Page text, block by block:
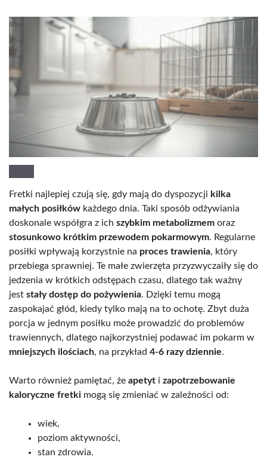
Fretki najlepiej czują się, gdy mają do dyspozycji kilka
małych posiłków każdego dnia. Taki sposób odżywiania
doskonale współgra z ich szybkim metabolizmem oraz
stosunkowo krótkim przewodem pokarmowym. Regularne
posiłki wpływają korzystnie na proces trawienia, który
przebiega sprawniej. Te małe zwierzęta przyzwyczaiły się do
jedzenia w krótkich odstępach czasu, dlatego tak ważny
jest stały dostęp do pożywienia. Dzięki temu mogą
zaspokajać głód, kiedy tylko mają na to ochotę. Zbyt duża
porcja w jednym posiłku może prowadzić do problemów
trawiennych, dlatego najkorzystniej podawać im pokarm w
mniejszych ilościach, na przykład 4-6 razy dziennie.
Warto również pamiętać, że apetyt i zapotrzebowanie
kaloryczne fretki mogą się zmieniać w zależności od:
wiek,
poziom aktywności,
stan zdrowia.